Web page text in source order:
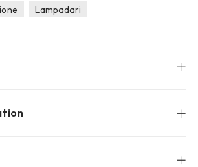
Lampadari